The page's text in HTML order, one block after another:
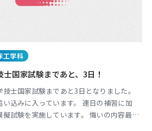
工学科
国家試験まであと、3日！
士国家試験まであと3日となりました。
い込みに入っています。 連日の補習に加
擬試験を実施しています。 悔いの内容最後